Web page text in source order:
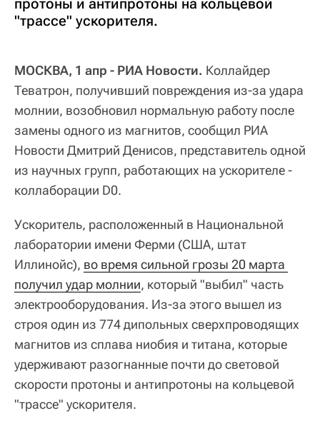
протоны и антипротоны на кольцевой
"трассе" ускорителя.
МОСКВА, 1 апр - РИА Новости. Коллайдер
Теватрон, получивший повреждения из-за удара
молнии, возобновил нормальную работу после
замены одного из магнитов, сообщил РИА
Новости Дмитрий Денисов, представитель одной
из научных групп, работающих на ускорителе -
коллаборации D0.
Ускоритель, расположенный в Национальной
лаборатории имени Ферми (США, штат
Иллинойс), во время сильной грозы 20 марта
получил удар молнии, который "выбил" часть
электрооборудования. Из-за этого вышел из
строя один из 774 дипольных сверхпроводящих
магнитов из сплава ниобия и титана, которые
удерживают разогнанные почти до световой
скорости протоны и антипротоны на кольцевой
"трассе" ускорителя.